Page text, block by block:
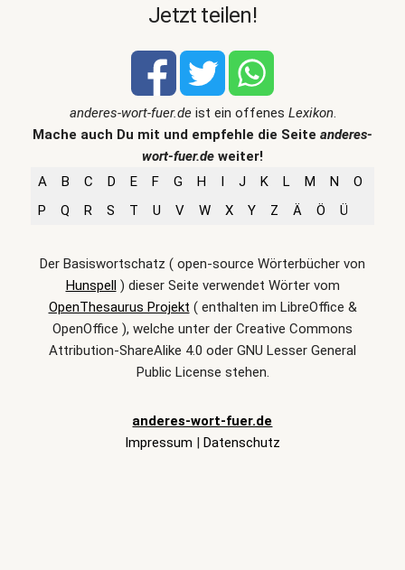
Jetzt teilen!
anderes-wort-fuer.deist ein offenes Lexikon.
Mache auch Du mit und empfehle die Seite anderes-
wort-fuer.de weiter!
A
B C D E F G H I J K L M N
O
P
Q R S T U V W X Y Z Ä Ö Ü
Der Basiswortschatz ( open-source Wörterbücher von
Hunspell) dieser Seite verwendet Wörter vom
OpenThesaurus Projekt ( enthalten im LibreOffice &
OpenOffice ), welche unter der Creative Commons
Attribution-ShareAlike 4.0 oder GNU Lesser General
Public License stehen.
anderes-wort-fuer.de
Impressum | Datenschutz